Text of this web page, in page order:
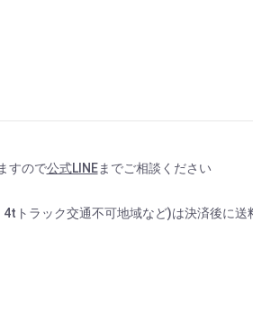
すので公式LINEまでご相談ください
トラック交通不可地域など)は決済後に送